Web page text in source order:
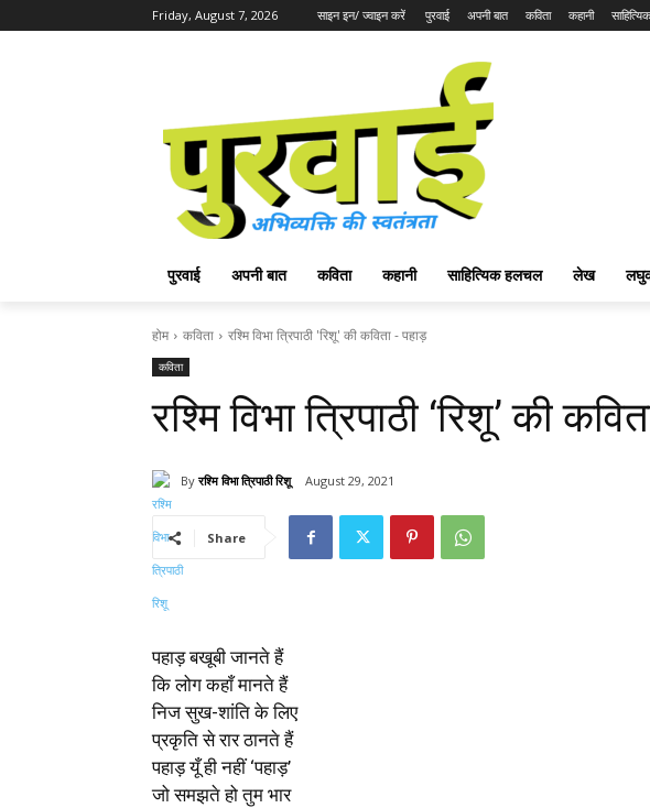
Friday, August 7, 2026 साइन इन/ ज्वाइन करें पुरवाई अपनी बात कविता कहानी
पुरवाई अपनी बात कविता कहानी साहित्यिक हलचल लेख
होम कविता रश्मि विभा त्रिपाठी 'रिशू' की कविता - पहाड़
कविता
रश्मि विभा त्रिपाठी ‘रिशू’ की
By रश्मि विभा त्रिपाठी रिशू August 29, 2021
Share
पहाड़ बखूबी जानते हैं
कि लोग कहाँ मानते हैं
निज सुख-शांति के लिए
प्रकृति से रार ठानते हैं
पहाड़ यूँ ही नहीं ‘पहाड़’
जो समझते हो तुम भार